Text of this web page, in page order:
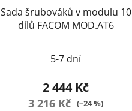
Sada šrubováků v modulu 10
dílů FACOM MOD.AT6
5-7 dní
2 444 Kč
3 216 Kč (–24 %)